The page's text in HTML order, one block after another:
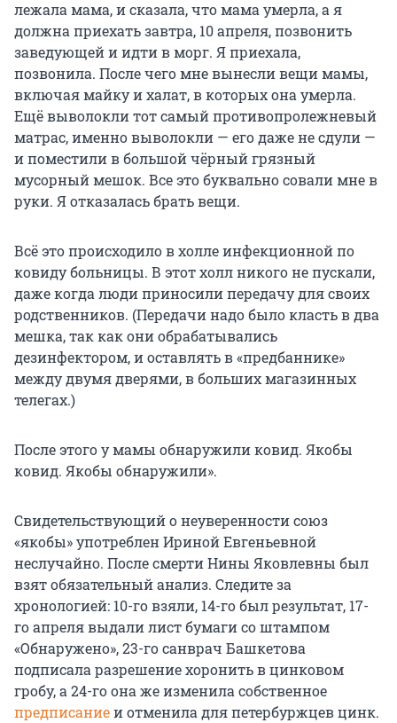
лежала мама, и сказала, что мама умерла, а я
должна приехать завтра, 10 апреля, позвонить
заведующей и идти в морг. Я приехала,
позвонила. После чего мне вынесли вещи мамы,
включая майку и халат, в которых она умерла.
Ещё выволокли тот самый противопролежневый
матрас, именно выволокли — его даже не сдули —
и поместили в большой чёрный грязный
мусорный мешок. Все это буквально совали мне в
руки. Я отказалась брать вещи.
Всё это происходило в холле инфекционной по
ковиду больницы. В этот холл никого не пускали,
даже когда люди приносили передачу для своих
родственников. (Передачи надо было класть в два
мешка, так как они обрабатывались
дезинфектором, и оставлять в «предбаннике»
между двумя дверями, в больших магазинных
телегах.)
После этого у мамы обнаружили ковид. Якобы
ковид. Якобы обнаружили».
Свидетельствующий о неуверенности союз
«якобы» употреблен Ириной Евгеньевной
неслучайно. После смерти Нины Яковлевны был
взят обязательный анализ. Следите за
хронологией: 10-го взяли, 14-го был результат, 17-
го апреля выдали лист бумаги со штампом
«Обнаружено», 23-го санврач Башкетова
подписала разрешение хоронить в цинковом
гробу, а 24-го она же изменила собственное
предписаниеи отменила для петербуржцев цинк.